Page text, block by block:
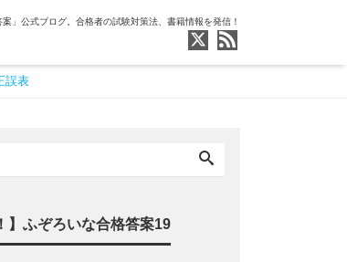
」公式ブログ。合格者の試験対策法、書籍情報を発信！
誤表
】ふぞろいな合格答案19